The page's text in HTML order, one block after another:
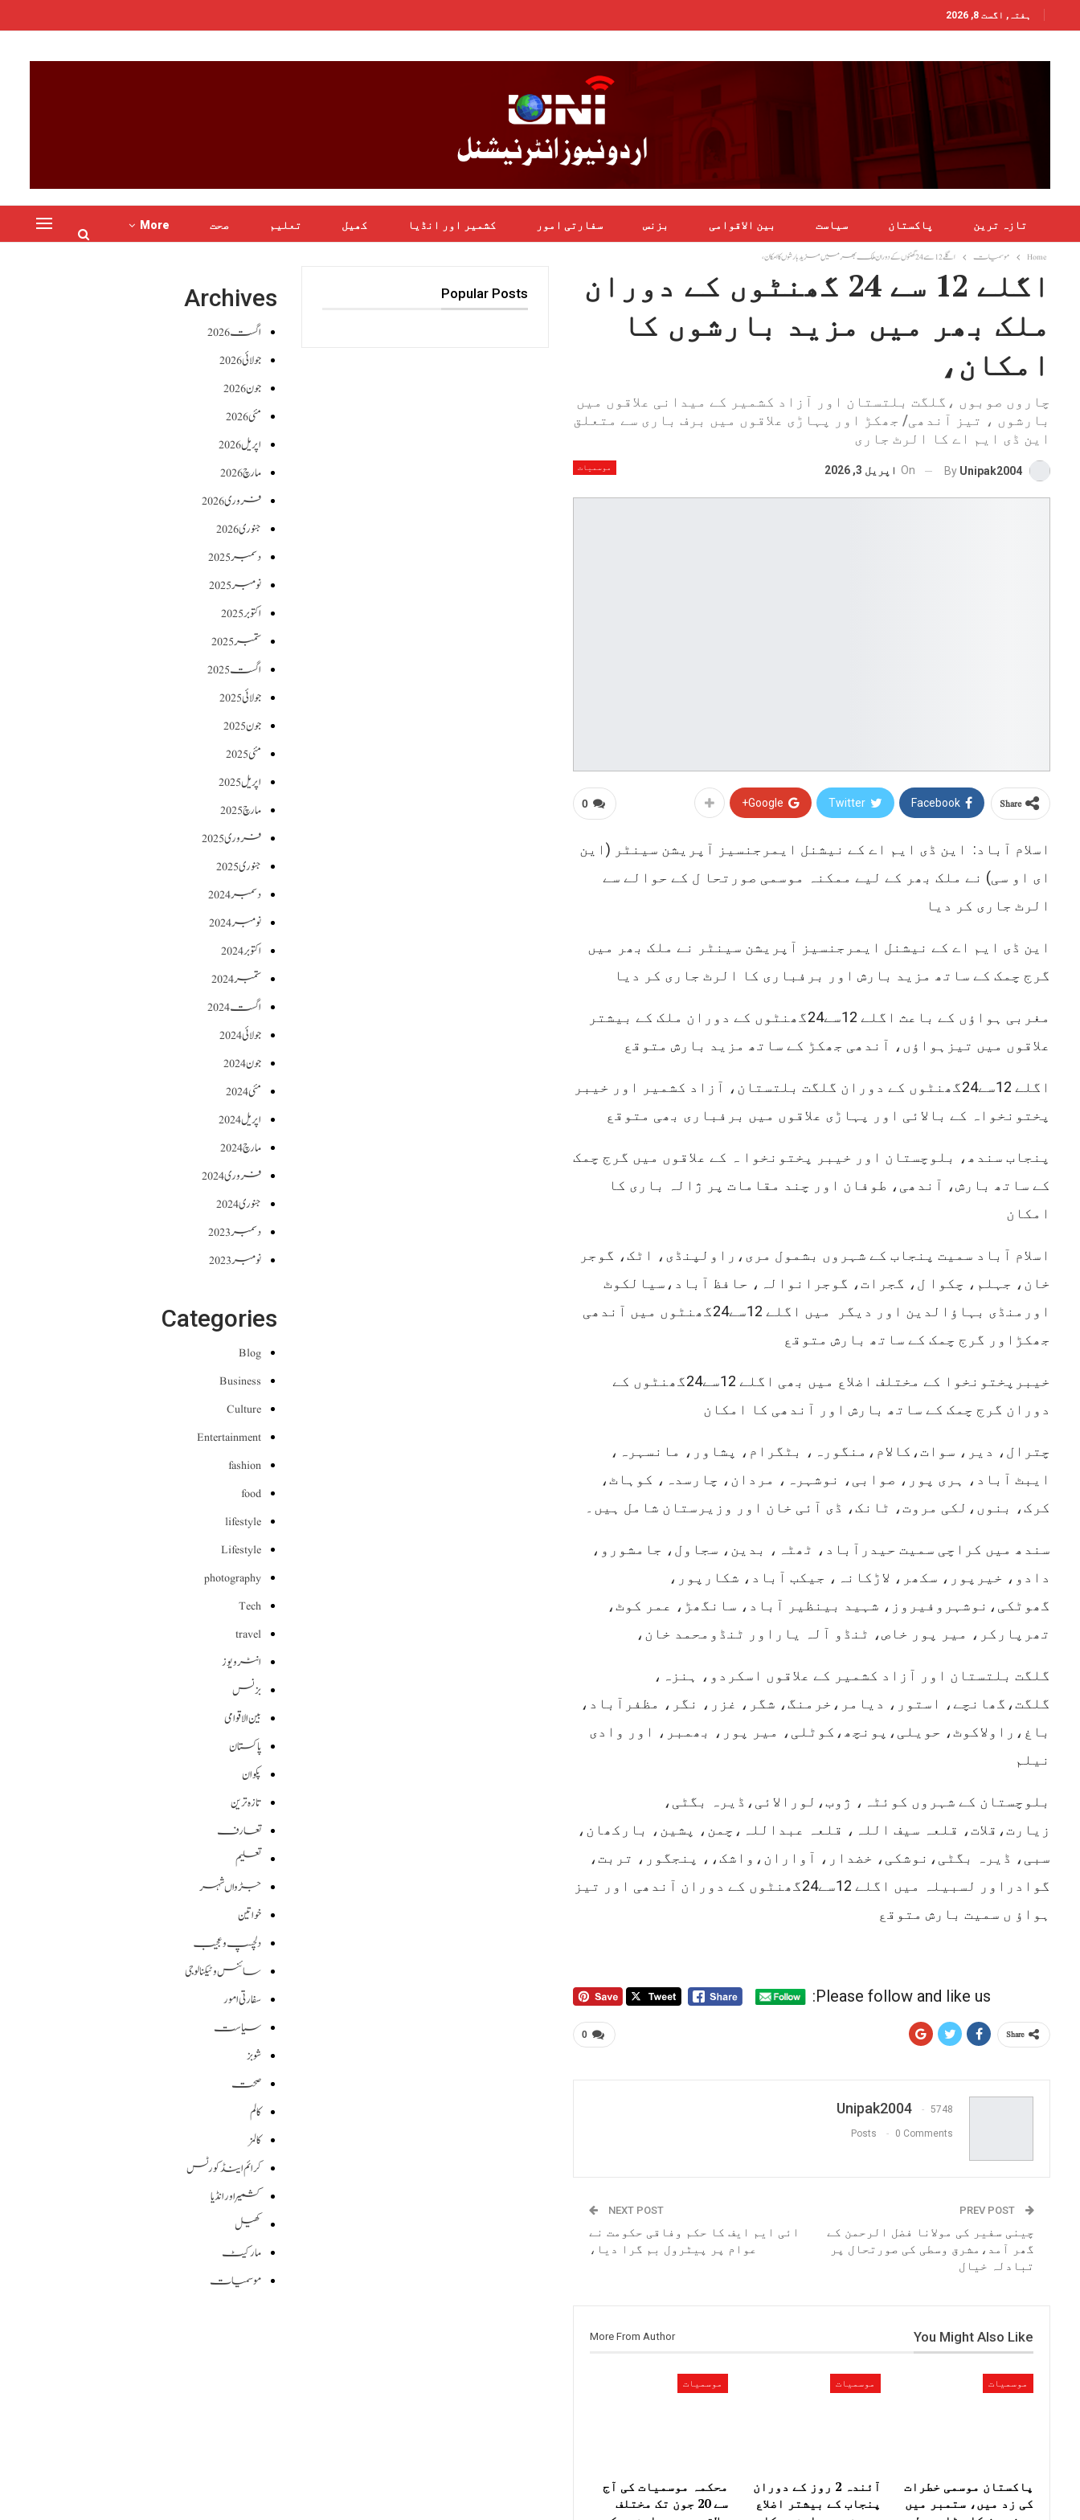
ہفتہ, اگست 8, 2026
تازہ ترین پاکستان سیاست بین الاقوامی بزنس سفارتی امور کشمیر اور انڈیا کھیل تعلیم صحت More
Home موسمیات اگلے 12 سے 24 گھنٹوں کے دوران ملک بھر میں مزید بارشوں کا امکان،
اگلے 12 سے 24 گھنٹوں کے دوران
ملک بھر میں مزید بارشوں کا
امکان،
چاروں صوبوں ،گلگت بلتستان اور آزاد کشمیر کے میدانی علاقوں میں
بارشوں ، تیز آندھی/ جھکڑ اور پہاڑی علاقوں میں برف باری سے متعلق
این ڈی ایم اے کا الرٹ جاری
موسمیات By Unipak2004
On اپریل 3, 2026
0 Share
Facebook
Twitter
Google+
اسلام آباد: این ڈی ایم اے کے نیشنل ایمرجنسیز آپریشن سینٹر (این
ای او سی) نے ملک بھر کے لیے ممکنہ موسمی صورتحا ل کے حوالے سے
الرٹ جاری کر دیا
این ڈی ایم اے کے نیشنل ایمرجنسیز آپریشن سینٹر نے ملک بھر میں
گرج چمک کے ساتھ مزید بارش اور برفباری کا الرٹ جاری کر دیا
مغربی ہواؤں کے باعث اگلے 12سے24گھنٹوں کے دوران ملک کے بیشتر
علاقوں میں تیزہواؤں، آندھی جھکڑ کے ساتھ مزید بارش متوقع
اگلے 12سے24گھنٹوں کے دوران گلگت بلتستان، آزاد کشمیر اور خیبر
پختونخواہ کے بالائی اور پہاڑی علاقوں میں برفباری بھی متوقع
پنجاب سندھ، بلوچستان اور خیبر پختونخوا ہ کے علاقوں میں گرج چمک
کے ساتھ بارش، آندھی، طوفان اور چند مقامات پر ژالہ باری کا
امکان
اسلام آباد سمیت پنجاب کے شہروں بشمول مری،راولپنڈی، اٹک، گوجر
خان، جہلم، چکوا ل، گجرات، گوجرانوالہ، حافظ آباد،سیالکوٹ
اورمنڈی بہاؤالدین اور دیگر میں اگلے 12سے24گھنٹوں میں آندھی
جھکڑاور گرج چمک کے ساتھ بارش متوقع
خیبرپختونخوا کے مختلف اضلاع میں بھی اگلے 12سے24گھنٹوں کے
دوران گرج چمک کے ساتھ بارش اور آندھی کا امکان
چترال، دیر، سوات،کالام،منگورہ، بٹگرام، پشاور، مانسہرہ،
ایبٹ آباد، ہری پور، صوابی، نوشہرہ، مردان، چارسدہ، کوہاٹ،
کرک، بنوں،لکی مروت، ٹانک، ڈی آئی خان اور وزیرستان شامل ہیں۔
سندھ میں کراچی سمیت حیدرآباد، ٹھٹہ، بدین، سجاول، جامشورو،
دادو، خیرپور، سکھر، لاڑکانہ، جیکب آباد، شکارپور،
گھوٹکی،نوشہروفیروز، شہید بینظیر آباد، سانگھڑ، عمر کوٹ،
تھرپارکر، میر پور خاص، ٹنڈو آلہ یاراور ٹنڈومحمد خان،
گلگت بلتستان اور آزاد کشمیر کے علاقوں اسکردو، ہنزہ،
گلگت،گھانچے، استور، دیامر،خرمنگ، شگر، غزر، نگر، مظفرآباد،
باغ،راولاکوٹ، حویلی،پونچھ،کوٹلی، میر پور، بھمبر، اور وادی
نیلم
بلوچستان کے شہروں کوئٹہ، ژوب،لورالائی،ڈیرہ بگٹی،
زیارت،قلات، قلعہ سیف اللہ، قلعہ عبداللہ،چمن، پشین، بارکھان،
سبی، ڈیرہ بگٹی،نوشکی، خضدار، آواران،واشک،، پنجگور، تربت،
گوادراور لسبیلہ میں اگلے 12سے24گھنٹوں کے دوران آندھی اور تیز
ہواؤ ں سمیت بارش متوقع
Please follow and like us:
0 Share
Unipak2004 5748
Posts 0 Comments
چینی سفیر کی مولانا فضل الرحمن کے
گھر آمد،مشرق وسطی کی صورتحال پر
تبادلہ خیال
NEXT POST
ائی ایم ایف کا حکم وفاقی حکومت نے
عوام پر پیٹرول بم گرا دیا،
You Might Also Like
More From Author
موسمیات
پاکستان موسمی خطرات
کی زد میں، ستمبر میں
موسمیات
آئندہ 2 روز کے دوران
پنجاب کے بیشتر اضلاع
موسمیات
محکمہ موسمیات کی آج
سے 20 جون تک مختلف
Popular Posts
Archives
اگست 2026
جولائی 2026
جون 2026
مئی 2026
اپریل 2026
مارچ 2026
فروری 2026
جنوری 2026
دسمبر 2025
نومبر 2025
اکتوبر 2025
ستمبر 2025
اگست 2025
جولائی 2025
جون 2025
مئی 2025
اپریل 2025
مارچ 2025
فروری 2025
جنوری 2025
دسمبر 2024
نومبر 2024
اکتوبر 2024
ستمبر 2024
اگست 2024
جولائی 2024
جون 2024
مئی 2024
اپریل 2024
مارچ 2024
فروری 2024
جنوری 2024
دسمبر 2023
نومبر 2023
Categories
Blog
Business
Culture
Entertainment
fashion
food
lifestyle
Lifestyle
photography
Tech
travel
انٹرویوز
بزنس
بین الاقوامی
پاکستان
پکوان
تازہ ترین
تعارف
تعلیم
جڑواں شہر
خواتین
دلچسپ و عجیب
سائنس وٹیکنالوجی
سفارتی امور
سیاست
شوبز
صحت
کالم
کالمز
کرائم اینڈ کورٹس
کشمیر اور انڈیا
کھیل
مارکیٹ
موسمیات